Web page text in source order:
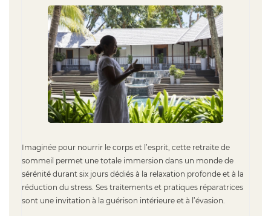
Imaginée pour nourrir le corps et l’esprit, cette retraite de
sommeil permet une totale immersion dans un monde de
sérénité durant six jours dédiés à la relaxation profonde et à la
réduction du stress. Ses traitements et pratiques réparatrices
sont une invitation à la guérison intérieure et à l’évasion.